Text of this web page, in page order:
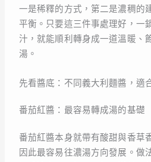
一是稀釋的方式，第二是濃稠的
平衡。只要這三件事處理好，一
汁，就能順利轉身成一道溫暖、
湯。
先看醬底：不同義大利麵醬，適
番茄紅醬：最容易轉成湯的基礎
番茄紅醬本身就帶有酸甜與香草
因此最容易往濃湯方向發展。做